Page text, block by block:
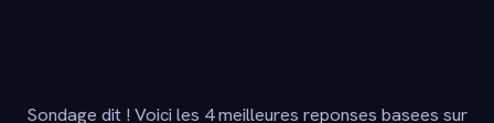
Sondage dit ! Voici les 4 meilleures reponses basees sur